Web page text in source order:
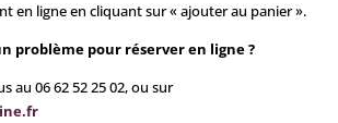
en ligne en cliquant sur « ajouter au panier ».
problème pour réserver en ligne ?
au 06 62 52 25 02, ou sur